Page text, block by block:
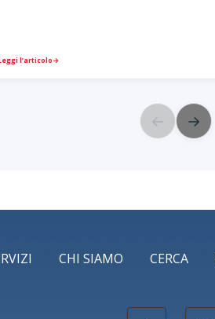
l’articolo→
← →
CHI SIAMO CERCA